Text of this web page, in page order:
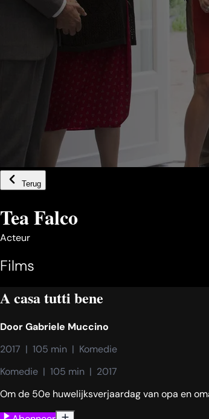
Terug
Tea Falco
Acteur
Films
A casa tutti bene
DoorGabriele Muccino
2017  |  105 min  |  Komedie
Komedie  |  105 min  |  2017
Om de 50e huwelijksverjaardag van opa en